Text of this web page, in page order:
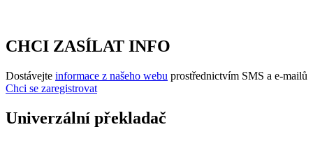
CHCI ZASÍLAT INFO
Dostávejte informace z našeho webu prostřednictvím SMS a e-mailů
Chci se zaregistrovat
Univerzální překladač